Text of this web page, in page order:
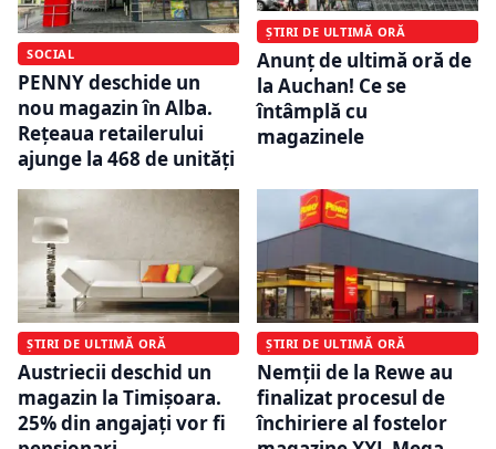
SOCIAL
PENNY deschide un
nou magazin în Alba.
Rețeaua retailerului
ajunge la 468 de unități
ȘTIRI DE ULTIMĂ ORĂ
Anunț de ultimă oră de
la Auchan! Ce se
întâmplă cu
magazinele
ȘTIRI DE ULTIMĂ ORĂ
Austriecii deschid un
magazin la Timișoara.
25% din angajați vor fi
ȘTIRI DE ULTIMĂ ORĂ
Nemţii de la Rewe au
finalizat procesul de
închiriere al fostelor